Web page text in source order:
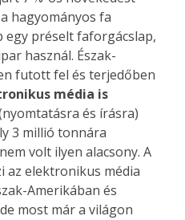
hagyományos fa
egy préselt faforgácslap,
használ. Észak-
futott fel és terjedőben
média is
és írásra)
3 millió tonnára
volt ilyen alacsony. A
elektronikus média
Amerikában és
most már a világon